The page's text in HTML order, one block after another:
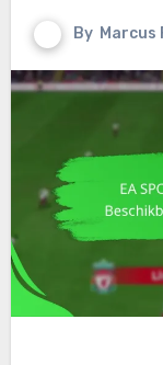
By Marcus